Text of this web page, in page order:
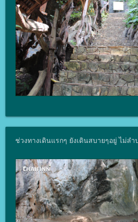
ช่วงทางเดินแรกๆ ยังเดินสบายๆอยู่ ไม่ล